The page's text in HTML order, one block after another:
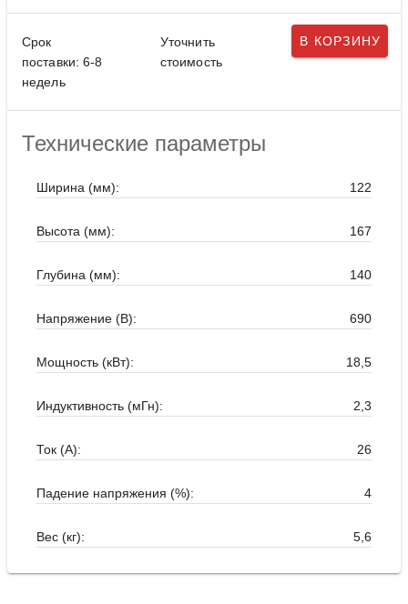
Срок
поставки: 6-8
недель
Уточнить
стоимость
В КОРЗИНУ
Технические параметры
Ширина (мм): 122
Высота (мм): 167
Глубина (мм): 140
Напряжение (В): 690
Мощность (кВт): 18,5
Индуктивность (мГн): 2,3
Ток (А): 26
Падение напряжения (%): 4
Вес (кг): 5,6